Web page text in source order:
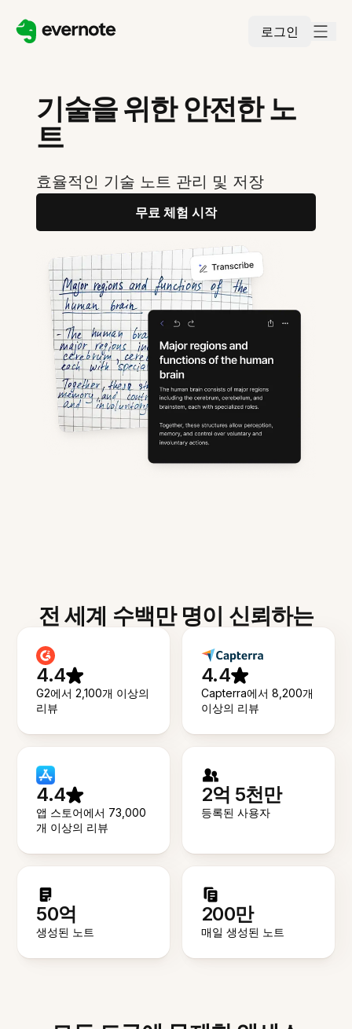
로그인
기술을 위한 안전한 노
트
효율적인 기술 노트 관리 및 저장
무료 체험 시작
전 세계 수백만 명이 신뢰하는
4.4
G2에서 2,100개 이상의
리뷰
4.4
Capterra에서 8,200개
이상의 리뷰
4.4
앱 스토어에서 73,000
개 이상의 리뷰
2억 5천만
등록된 사용자
50억
생성된 노트
200만
매일 생성된 노트